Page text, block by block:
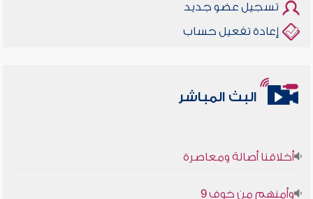
تسجيل عضو جديد
إعادة تفعيل حساب
البث المباشر
أخلاقنا أصالة ومعاصرة
وأمنهم من خوف 9